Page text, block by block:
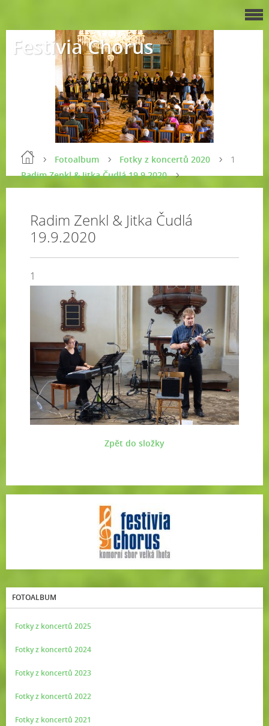
Festivia Chorus
Fotoalbum
Fotky z koncertů 2020
Radim Zenkl & Jitka Čudlá 19.9.2020
1
Radim Zenkl & Jitka Čudlá
19.9.2020
1
Zpět do složky
FOTOALBUM
Fotky z koncertů 2025
Fotky z koncertů 2024
Fotky z koncertů 2023
Fotky z koncertů 2022
Fotky z koncertů 2021